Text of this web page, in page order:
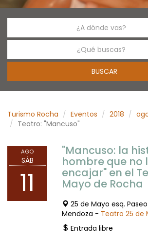
¿A dónde vas?
¿Qué buscas?
Turismo Rocha Eventos 2018
Teatro: "Mancuso"
AGO
SÁB
11
"Mancuso: la
hombre que no
encajar" en el
Mayo de Rocha
25 de Mayo esq.
Mendoza - Teatro 25 de
Entrada libre